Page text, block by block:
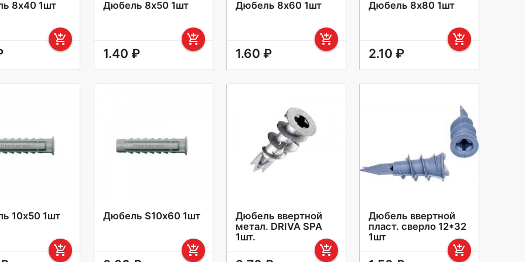
8х40 1шт
add_shopping_cart
Дюбель 8х50 1шт
add_shopping_cart
1.40 ₽
Дюбель 8х60 1шт
add_shopping_cart
1.60 ₽
Дюбель 8х80 1шт
add_shopping_cart
2.10 ₽
10х50 1шт
add_shopping_cart
Дюбель S10х60 1шт
add_shopping_cart
Дюбель ввертной
метал. DRIVA SPA
1шт.
add_shopping_cart
Дюбель ввертной
пласт. сверло 12*32
1шт
add_shopping_cart